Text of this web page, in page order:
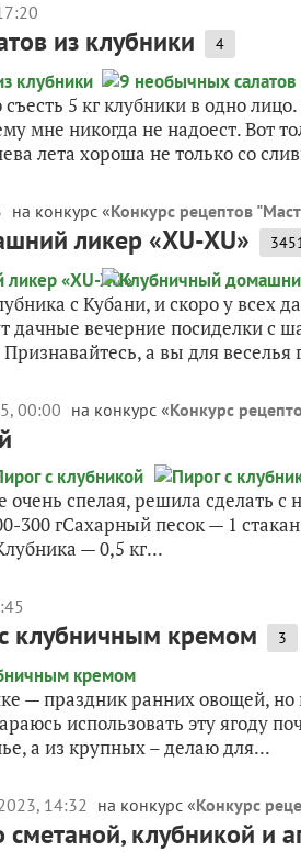
из клубники 4
съесть 5 кг клубники в одно
мне никогда не надоест. Вот
лета хороша не только со
на конкурс «Конкурс рецептов
ликер «XU-XU»
с Кубани, и скоро у всех
дачные вечерние посиделки
а вы для веселья
00:00 на конкурс «Конкурс
спелая, решила сделать с
300 гСахарный песок — 1
— 0,5 кг...
клубничным кремом 3
— праздник ранних овощей,
использовать эту ягоду
а из крупных – делаю для...
14:32 на конкурс «Конкурс
клубникой и